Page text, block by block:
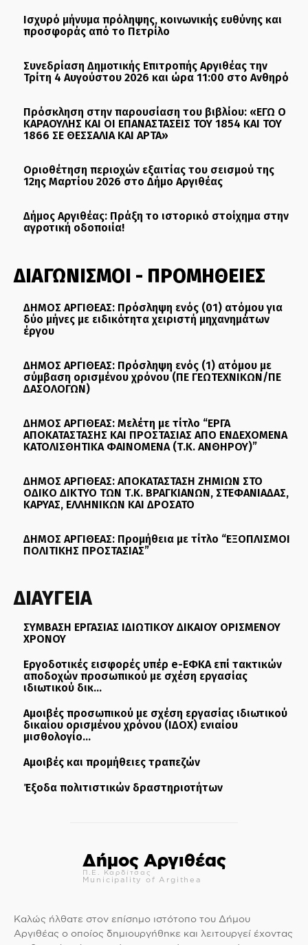
Ισχυρό μήνυμα πρόληψης, κοινωνικής ευθύνης και
προσφοράς από το Πετρίλο
Συνεδρίαση Δημοτικής Επιτροπής Αργιθέας την
Τρίτη 4 Αυγούστου 2026 και ώρα 11:00 στο Ανθηρό
Πρόσκληση στην παρουσίαση του βιβλίου: «ΕΓΩ Ο
ΚΑΡΑΟΥΛΗΣ ΚΑΙ ΟΙ ΕΠΑΝΑΣΤΑΣΕΙΣ ΤΟΥ 1854 ΚΑΙ ΤΟΥ
1866 ΣΕ ΘΕΣΣΑΛΙΑ ΚΑΙ ΑΡΤΑ»
Οριοθέτηση περιοχών εξαιτίας του σεισμού της
12ης Μαρτίου 2026 στο Δήμο Αργιθέας
Δήμος Αργιθέας: Πράξη το ιστορικό στοίχημα στην
αγροτική οδοποιία!
ΔΙΑΓΩΝΙΣΜΟΙ - ΠΡΟΜΗΘΕΙΕΣ
ΔΗΜΟΣ ΑΡΓΙΘΕΑΣ: Πρόσληψη ενός (01) ατόμου για
δύο μήνες με ειδικότητα χειριστή μηχανημάτων
έργου
ΔΗΜΟΣ ΑΡΓΙΘΕΑΣ: Πρόσληψη ενός (1) ατόμου με
σύμβαση ορισμένου χρόνου (ΠΕ ΓΕΩΤΕΧΝΙΚΩΝ/ΠΕ
ΔΑΣΟΛΟΓΩΝ)
ΔΗΜΟΣ ΑΡΓΙΘΕΑΣ: Μελέτη με τίτλο “ΕΡΓΑ
ΑΠΟΚΑΤΑΣΤΑΣΗΣ ΚΑΙ ΠΡΟΣΤΑΣΙΑΣ ΑΠΟ ΕΝΔΕΧΟΜΕΝΑ
ΚΑΤΟΛΙΣΘΗΤΙΚΑ ΦΑΙΝΟΜΕΝΑ (Τ.Κ. ΑΝΘΗΡΟΥ)”
ΔΗΜΟΣ ΑΡΓΙΘΕΑΣ: ΑΠΟΚΑΤΑΣΤΑΣΗ ΖΗΜΙΩΝ ΣΤΟ
ΟΔΙΚΟ ΔΙΚΤΥΟ ΤΩΝ Τ.Κ. ΒΡΑΓΚΙΑΝΩΝ, ΣΤΕΦΑΝΙΑΔΑΣ,
ΚΑΡΥΑΣ, ΕΛΛΗΝΙΚΩΝ ΚΑΙ ΔΡΟΣΑΤΟ
ΔΗΜΟΣ ΑΡΓΙΘΕΑΣ: Προμήθεια με τίτλο “ΕΞΟΠΛΙΣΜΟΙ
ΠΟΛΙΤΙΚΗΣ ΠΡΟΣΤΑΣΙΑΣ”
ΔΙΑΥΓΕΙΑ
ΣΥΜΒΑΣΗ ΕΡΓΑΣΙΑΣ ΙΔΙΩΤΙΚΟΥ ΔΙΚΑΙΟΥ ΟΡΙΣΜΕΝΟΥ
ΧΡΟΝΟΥ
Εργοδοτικές εισφορές υπέρ e-ΕΦΚΑ επί τακτικών
αποδοχών προσωπικού με σχέση εργασίας
ιδιωτικού δικ...
Αμοιβές προσωπικού με σχέση εργασίας ιδιωτικού
δικαίου ορισμένου χρόνου (ΙΔΟΧ) ενιαίου
μισθολογίο...
Αμοιβές και προμήθειες τραπεζών
Έξοδα πολιτιστικών δραστηριοτήτων
Δήμος Αργιθέας
Π.Ε. Καρδίτσας
Municipality of Argithea
Καλώς ήλθατε στον επίσημο ιστότοπο του Δήμου
Αργιθέας ο οποίος δημιουργήθηκε και λειτουργεί έχοντας